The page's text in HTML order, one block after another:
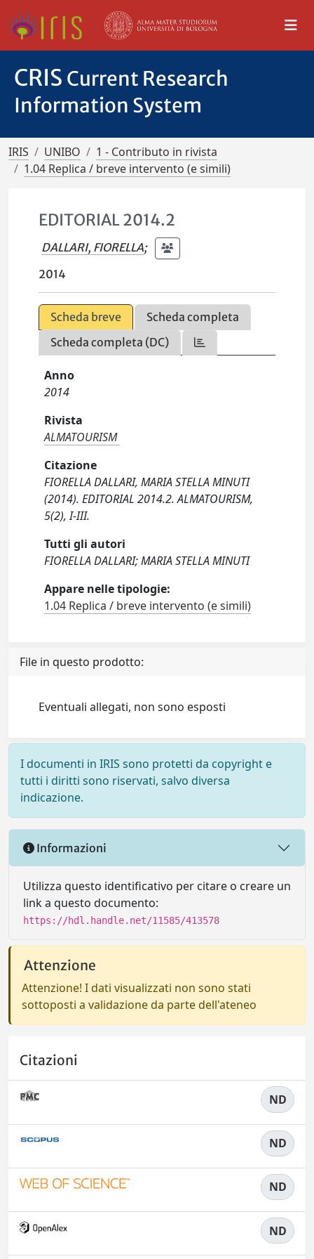
CRIS Current Research
Information System
IRIS UNIBO
1 - Contributo in rivista
1.04 Replica / breve intervento (e simili)
EDITORIAL 2014.2
DALLARI, FIORELLA;
2014
Scheda breve
Scheda completa
Scheda completa (DC)
Anno
2014
Rivista
ALMATOURISM
Citazione
FIORELLA DALLARI, MARIA STELLA MINUTI
(2014). EDITORIAL 2014.2. ALMATOURISM,
5(2), I-III.
Tutti gli autori
FIORELLA DALLARI; MARIA STELLA MINUTI
Appare nelle tipologie:
1.04 Replica / breve intervento (e simili)
File in questo prodotto:
Eventuali allegati, non sono esposti
I documenti in IRIS sono protetti da copyright e
tutti i diritti sono riservati, salvo diversa
indicazione.
Informazioni
Utilizza questo identificativo per citare o creare un
link a questo documento:
https://hdl.handle.net/11585/413578
Attenzione
Attenzione! I dati visualizzati non sono stati
sottoposti a validazione da parte dell'ateneo
Citazioni
ND
ND
ND
ND